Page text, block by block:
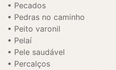
Pecados
Pedras no caminho
Peito varonil
Pelaí
Pele saudável
Percalços